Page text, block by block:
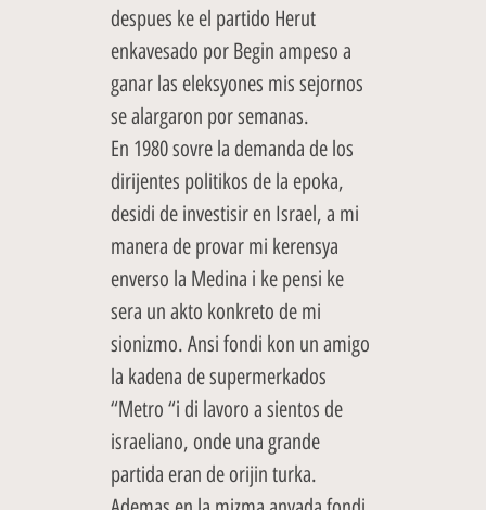
despues ke el partido Herut
enkavesado por Begin ampeso a
ganar las eleksyones mis sejornos
se alargaron por semanas.
En 1980 sovre la demanda de los
dirijentes politikos de la epoka,
desidi de investisir en Israel, a mi
manera de provar mi kerensya
enverso la Medina i ke pensi ke
sera un akto konkreto de mi
sionizmo. Ansi fondi kon un amigo
la kadena de supermerkados
“Metro “i di lavoro a sientos de
israeliano, onde una grande
partida eran de orijin turka.